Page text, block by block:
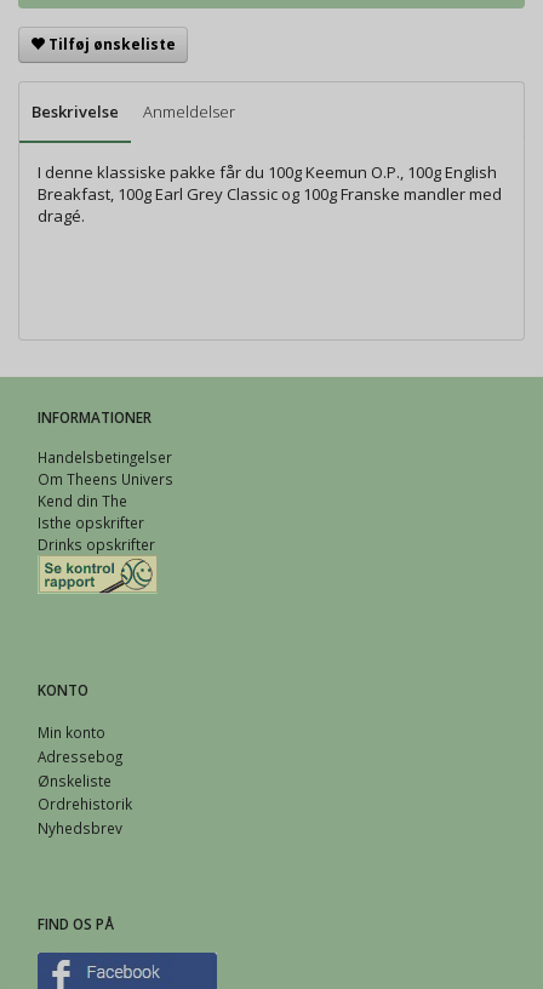
Tilføj ønskeliste
Beskrivelse Anmeldelser
I denne klassiske pakke får du 100g Keemun O.P., 100g English
Breakfast, 100g Earl Grey Classic og 100g Franske mandler med
dragé.
INFORMATIONER
Handelsbetingelser
Om Theens Univers
Kend din The
Isthe opskrifter
Drinks opskrifter
KONTO
Min konto
Adressebog
Ønskeliste
Ordrehistorik
Nyhedsbrev
FIND OS PÅ